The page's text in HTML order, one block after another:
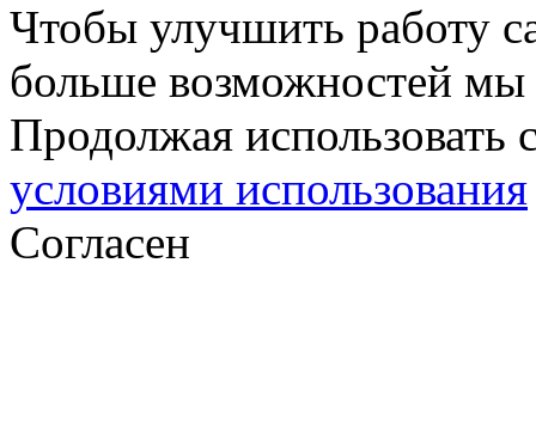
Чтобы улучшить работу
больше возможностей
Продолжая использовать
условиями использования
Согласен